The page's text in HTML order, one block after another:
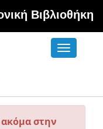
Βιβλιοθήκη
Toggle
στην